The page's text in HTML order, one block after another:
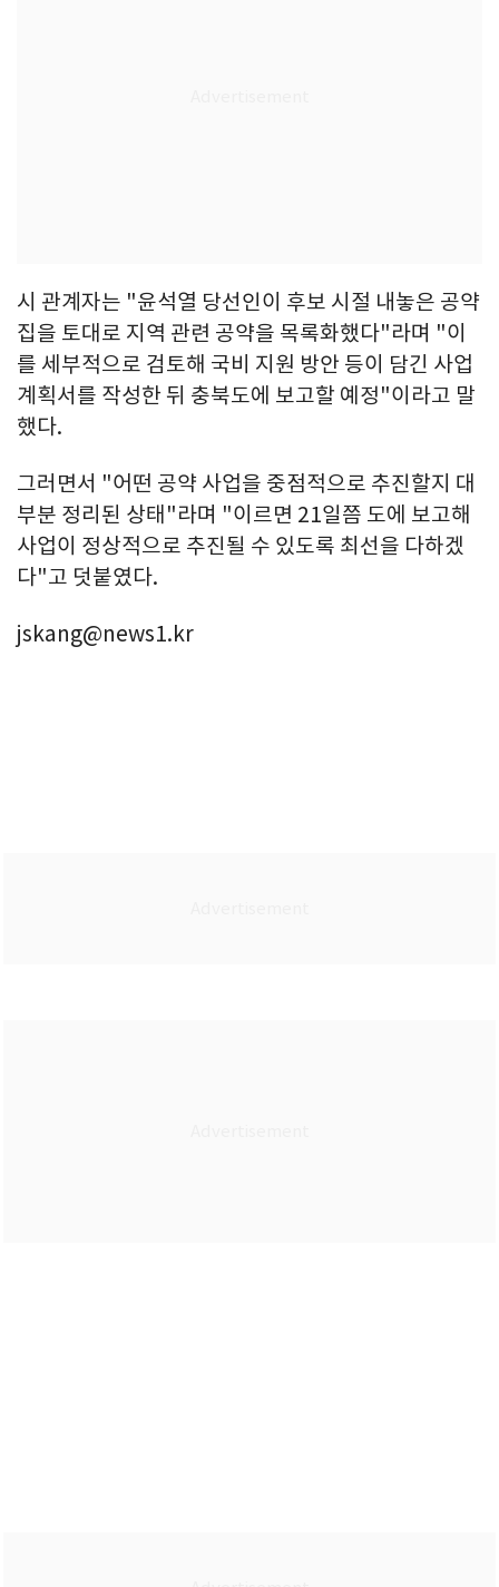
시 관계자는 "윤석열 당선인이 후보 시절 내놓은 공약
집을 토대로 지역 관련 공약을 목록화했다"라며 "이
를 세부적으로 검토해 국비 지원 방안 등이 담긴 사업
계획서를 작성한 뒤 충북도에 보고할 예정"이라고 말
했다.
그러면서 "어떤 공약 사업을 중점적으로 추진할지 대
부분 정리된 상태"라며 "이르면 21일쯤 도에 보고해
사업이 정상적으로 추진될 수 있도록 최선을 다하겠
다"고 덧붙였다.
jskang@news1.kr